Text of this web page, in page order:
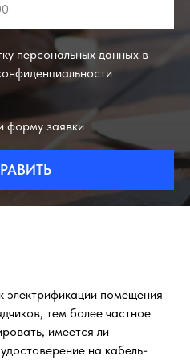
персональных данных в
форму заявки
электрификации помещения
тем более частное
имеется ли
на кабель-